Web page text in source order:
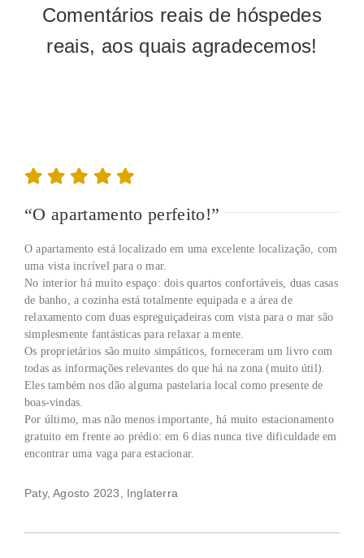
Comentários reais de hóspedes
reais, aos quais agradecemos!
“O apartamento perfeito!”
O apartamento está localizado em uma excelente localização, com
uma vista incrível para o mar.
No interior há muito espaço: dois quartos confortáveis, duas casas
de banho, a cozinha está totalmente equipada e a área de
relaxamento com duas espreguiçadeiras com vista para o mar são
simplesmente fantásticas para relaxar a mente.
Os proprietários são muito simpáticos, forneceram um livro com
todas as informações relevantes do que há na zona (muito útil).
Eles também nos dão alguma pastelaria local como presente de
boas-vindas.
Por último, mas não menos importante, há muito estacionamento
gratuito em frente ao prédio: em 6 dias nunca tive dificuldade em
encontrar uma vaga para estacionar.
Paty, Agosto 2023, Inglaterra